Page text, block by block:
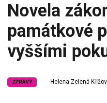
Novela
památkové
vyššími
ZPRÁVY Helena Zelená